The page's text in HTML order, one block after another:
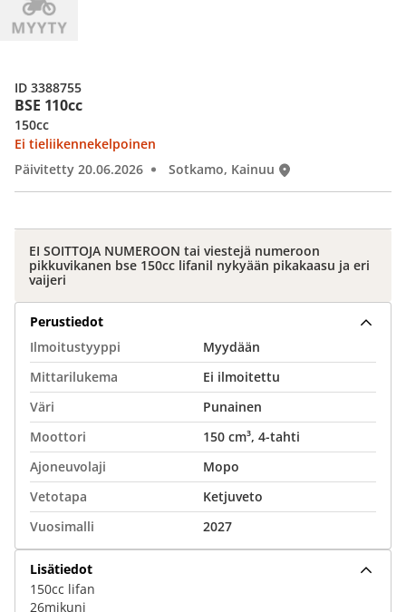
BSE 110cc
150cc
Ei tieliikennekelpoinen
Päivitetty 20.06.2026
Sotkamo, Kainuu
ID 3388755
EI SOITTOJA NUMEROON tai viestejä numeroon
pikkuvikanen bse 150cc lifanil nykyään pikakaasu ja eri
vaijeri
Perustiedot
Ilmoitustyyppi
Myydään
Mittarilukema
Ei ilmoitettu
Väri
Punainen
Moottori
150 cm³, 4-tahti
Ajoneuvolaji
Mopo
Vetotapa
Ketjuveto
Vuosimalli
2027
Lisätiedot
150cc lifan
26mikuni